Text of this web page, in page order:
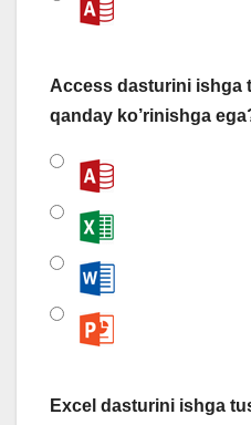
Access dasturini ishga
qanday ko’rinishga
Excel dasturini ishga